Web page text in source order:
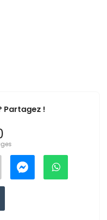
Partagez !